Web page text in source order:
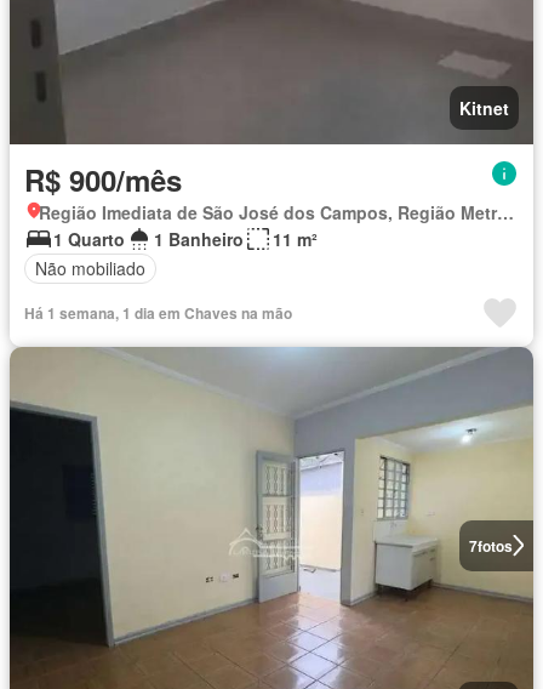
Kitnet
R$ 900/mês
Região Imediata de São José dos Campos, Região Metropolitana do Vale do Paraíba e Litoral Norte
1 Quarto
1 Banheiro
11 m²
Não mobiliado
Há 1 semana, 1 dia em Chaves na mão
7fotos